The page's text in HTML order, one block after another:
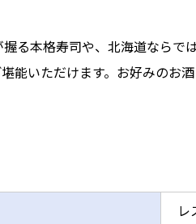
る本格寿司や、北海道ならで
能いただけます。お好みのお
レ